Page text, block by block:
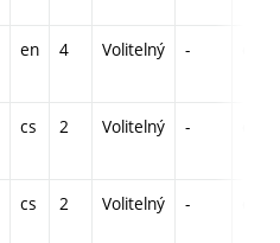
en 4 Volitelný -
cs 2 Volitelný -
cs 2 Volitelný -